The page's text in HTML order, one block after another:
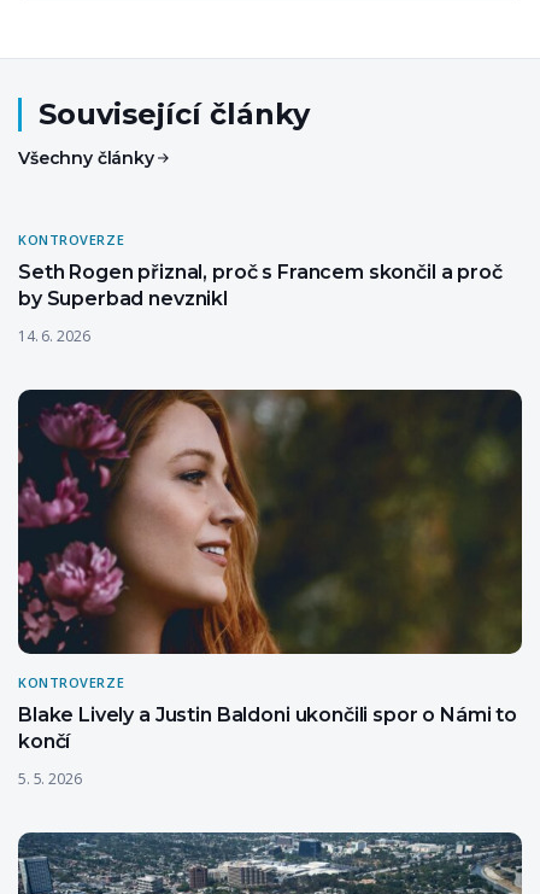
Související články
Všechny články
KONTROVERZE
Seth Rogen přiznal, proč s Francem skončil a proč
by Superbad nevznikl
14. 6. 2026
KONTROVERZE
Blake Lively a Justin Baldoni ukončili spor o Námi to
končí
5. 5. 2026